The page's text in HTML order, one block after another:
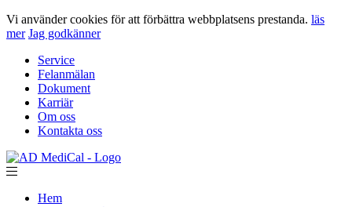
Vi använder cookies för att förbättra webbplatsens prestanda. läs
mer Jag godkänner
Service
Felanmälan
Dokument
Karriär
Om oss
Kontakta oss
Hem